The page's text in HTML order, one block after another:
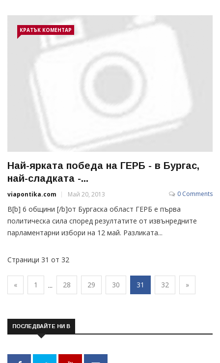
КРАТЪК КОМЕНТАР
Най-ярката победа на ГЕРБ - в Бургас,
най-сладката -...
viapontika.com Май 20, 2013 0 Comments
В[b] 6 общини [/b]от Бургаска област ГЕРБ е първа
политическа сила според резултатите от извънредните
парламентарни избори на 12 май. Разликата...
Страници 31 от 32
« 1 ... 28 29 30 31 32 »
ПОСЛЕДВАЙТЕ НИ В